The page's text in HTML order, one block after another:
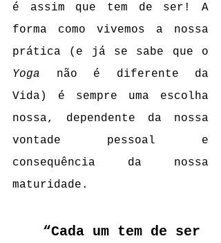
é assim que tem de ser! A
forma como vivemos a nossa
Yoga não é diferente da
Vida) é sempre uma escolha
nossa, dependente da nossa
vontade pessoal e
consequência da nossa
maturidade.
“Cada um tem de ser